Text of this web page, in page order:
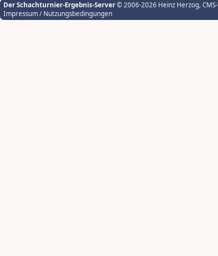
Der Schachturnier-Ergebnis-Server© 2006-2026 Heinz Herzog,
Impressum / Nutzungsbedingungen